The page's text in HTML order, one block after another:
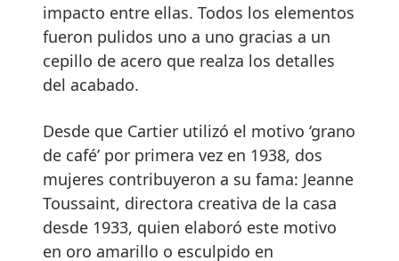
impacto entre ellas. Todos los elementos
fueron pulidos uno a uno gracias a un
cepillo de acero que realza los detalles
del acabado.
Desde que Cartier utilizó el motivo ‘grano
de café’ por primera vez en 1938, dos
mujeres contribuyeron a su fama: Jeanne
Toussaint, directora creativa de la casa
desde 1933, quien elaboró este motivo
en oro amarillo o esculpido en